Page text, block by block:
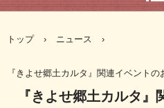
トップ › ニュース ›
『きよせ郷土カルタ』関連イベント
『きよせ郷土カルタ